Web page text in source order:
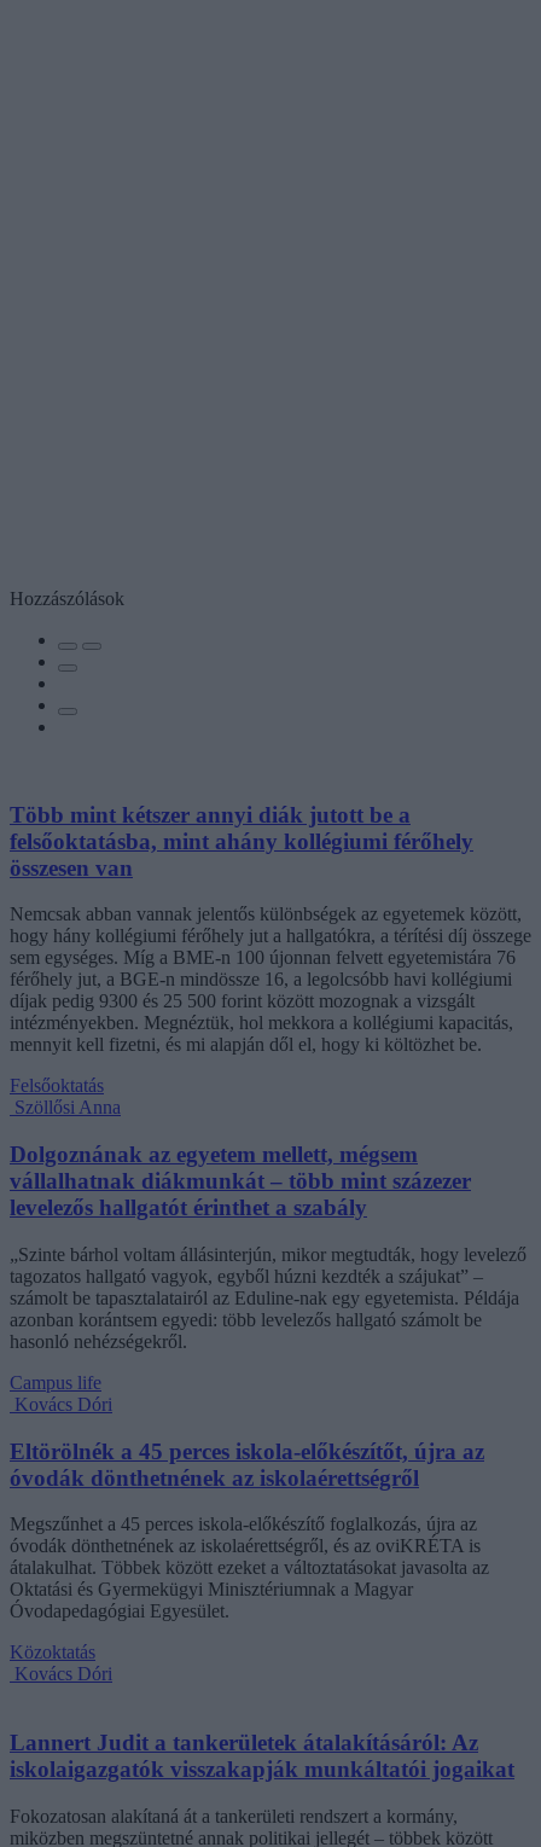
Hozzászólások
Több mint kétszer annyi diák jutott be a
felsőoktatásba, mint ahány kollégiumi férőhely
összesen van
Nemcsak abban vannak jelentős különbségek az egyetemek között,
hogy hány kollégiumi férőhely jut a hallgatókra, a térítési díj összege
sem egységes. Míg a BME-n 100 újonnan felvett egyetemistára 76
férőhely jut, a BGE-n mindössze 16, a legolcsóbb havi kollégiumi
díjak pedig 9300 és 25 500 forint között mozognak a vizsgált
intézményekben. Megnéztük, hol mekkora a kollégiumi kapacitás,
mennyit kell fizetni, és mi alapján dől el, hogy ki költözhet be.
Felsőoktatás
Szöllősi Anna
Dolgoznának az egyetem mellett, mégsem
vállalhatnak diákmunkát – több mint százezer
levelezős hallgatót érinthet a szabály
„Szinte bárhol voltam állásinterjún, mikor megtudták, hogy levelező
tagozatos hallgató vagyok, egyből húzni kezdték a szájukat” –
számolt be tapasztalatairól az Eduline-nak egy egyetemista. Példája
azonban korántsem egyedi: több levelezős hallgató számolt be
hasonló nehézségekről.
Campus life
Kovács Dóri
Eltörölnék a 45 perces iskola-előkészítőt, újra az
óvodák dönthetnének az iskolaérettségről
Megszűnhet a 45 perces iskola-előkészítő foglalkozás, újra az
óvodák dönthetnének az iskolaérettségről, és az oviKRÉTA is
átalakulhat. Többek között ezeket a változtatásokat javasolta az
Oktatási és Gyermekügyi Minisztériumnak a Magyar
Óvodapedagógiai Egyesület.
Közoktatás
Kovács Dóri
Lannert Judit a tankerületek átalakításáról: Az
iskolaigazgatók visszakapják munkáltatói jogaikat
Fokozatosan alakítaná át a tankerületi rendszert a kormány,
miközben megszüntetné annak politikai jellegét – többek között